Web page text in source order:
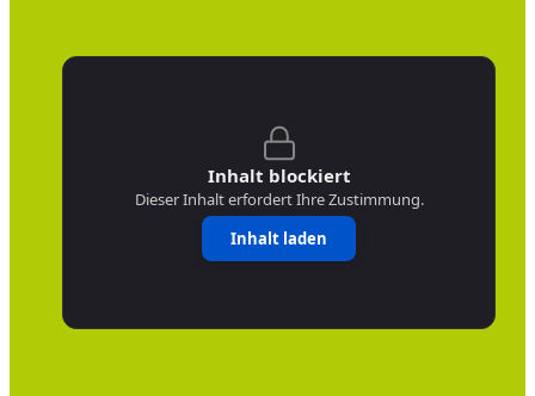
Inhalt blockiert
Dieser Inhalt erfordert Ihre Zustimmung.
Inhalt laden